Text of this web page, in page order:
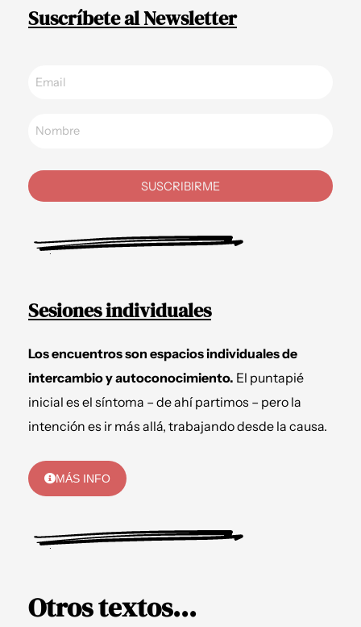
Suscríbete al Newsletter
SUSCRIBIRME
Sesiones individuales
Los encuentros son espacios individuales de
intercambio y autoconocimiento. El puntapié
inicial es el síntoma – de ahí partimos – pero la
intención es ir más allá, trabajando desde la causa.
MÁS INFO
Otros textos...